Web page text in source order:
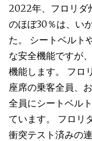
2022年、フロリダ
のほぼ30％は、い
た。 シートベルト
な安全機能ですが
機能します。 フロ
座席の乗客全員、
全員にシートベル
ています。 フロリ
衝突テスト済みの